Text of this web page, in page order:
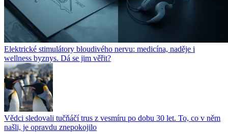
Elektrické stimulátory bloudivého nervu: medicína, naděje i
wellness byznys. Dá se jim věřit?
Vědci sledovali tučňáčí trus z vesmíru po dobu 30 let. To, co v něm
našli, je opravdu znepokojilo